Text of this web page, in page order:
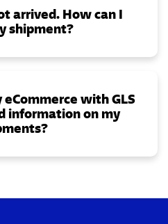
arrived. How can I
shipment?
with GLS
information on my